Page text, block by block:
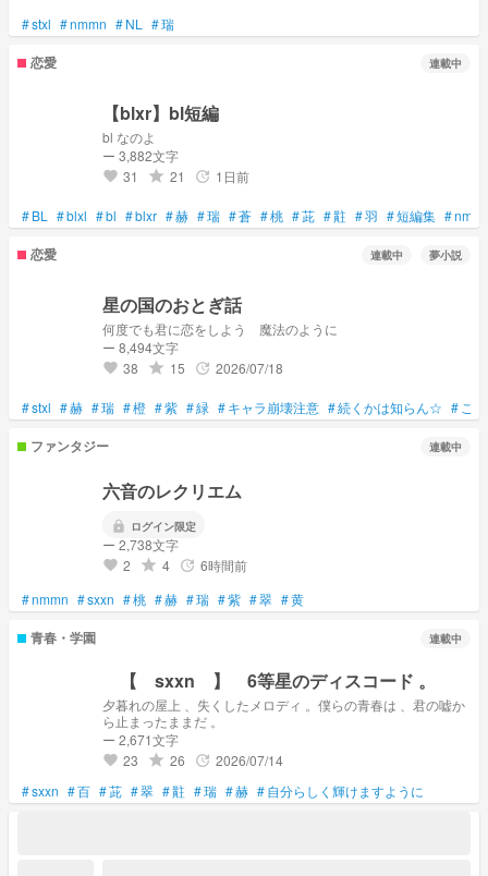
#stxl #nmmn #NL #瑞
恋愛 連載中
【blxr】bl短編
bl なのよ
ー 3,882文字
favorite 31 grade 21 update 1日前
#BL #blxl #bl #blxr #赫 #瑞 #蒼 #桃 #茈 #黈 #羽 #短編集 #
恋愛 連載中 夢小説
星の国のおとぎ話
何度でも君に恋をしよう 魔法のように
ー 8,494文字
favorite 38 grade 15 update 2026/07/18
#stxl #赫 #瑞 #橙 #紫 #緑 #キャラ崩壊注意 #続くかは知らん☆ # ご
ファンタジー 連載中
六音のレクリエム
lock ログイン限定
ー 2,738文字
favorite 2 grade 4 update 6時間前
#nmmn #sxxn #桃 #赫 #瑞 #紫 #翠 #黄
青春・学園 連載中
【 sxxn 】 6等星のディスコード 。
夕暮れの屋上 、失くしたメロディ 。僕らの青春は 、君の嘘か
ら止まったままだ 。
ー 2,671文字
favorite 23 grade 26 update 2026/07/14
#sxxn #百 #茈 #翠 #黈 #瑞 #赫 #自分らしく輝けますように